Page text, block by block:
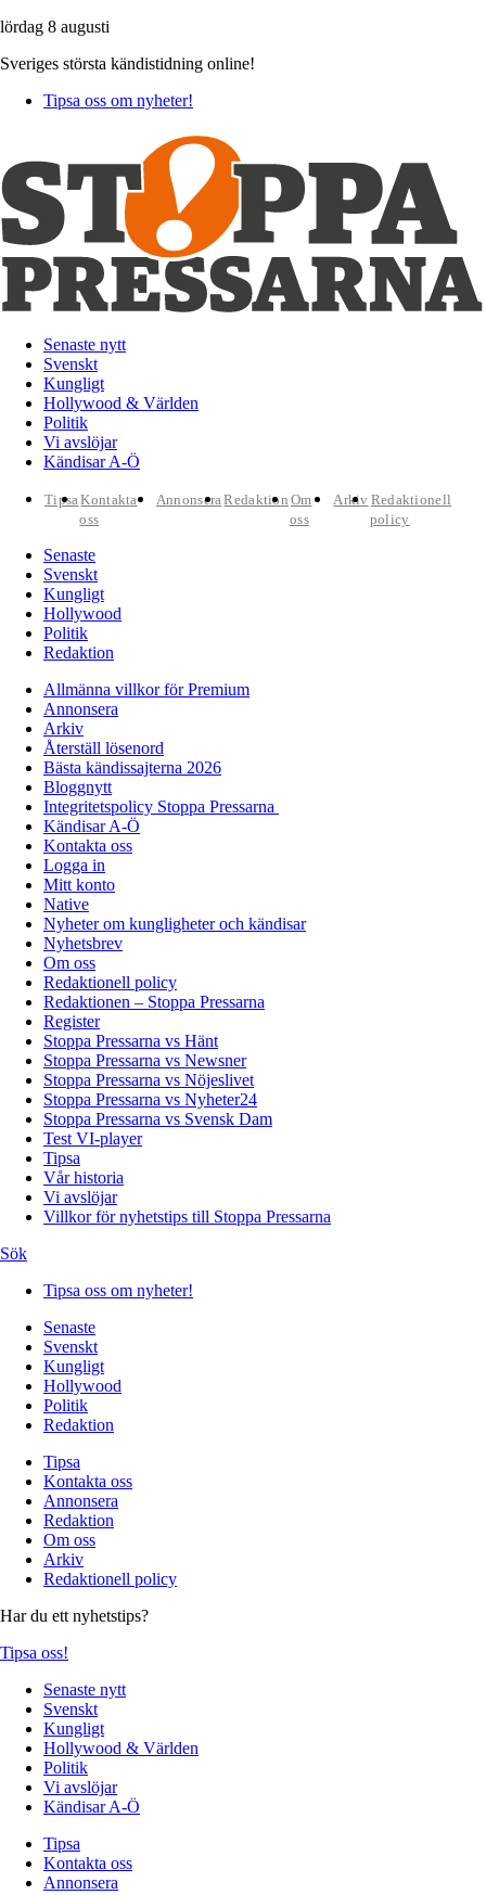
lördag 8 augusti
Sveriges största kändistidning online!
Tipsa oss om nyheter!
Senaste nytt
Svenskt
Kungligt
Hollywood & Världen
Politik
Vi avslöjar
Kändisar A-Ö
TipsaKontakta
oss
AnnonseraRedaktion Om
oss
Arkiv Redaktionell
policy
Senaste
Svenskt
Kungligt
Hollywood
Politik
Redaktion
Allmänna villkor för Premium
Annonsera
Arkiv
Återställ lösenord
Bästa kändissajterna 2026
Bloggnytt
Integritetspolicy Stoppa Pressarna
Kändisar A-Ö
Kontakta oss
Logga in
Mitt konto
Native
Nyheter om kungligheter och kändisar
Nyhetsbrev
Om oss
Redaktionell policy
Redaktionen – Stoppa Pressarna
Register
Stoppa Pressarna vs Hänt
Stoppa Pressarna vs Newsner
Stoppa Pressarna vs Nöjeslivet
Stoppa Pressarna vs Nyheter24
Stoppa Pressarna vs Svensk Dam
Test VI-player
Tipsa
Vår historia
Vi avslöjar
Villkor för nyhetstips till Stoppa Pressarna
Sök
Tipsa oss om nyheter!
Senaste
Svenskt
Kungligt
Hollywood
Politik
Redaktion
Tipsa
Kontakta oss
Annonsera
Redaktion
Om oss
Arkiv
Redaktionell policy
Har du ett nyhetstips?
Tipsa oss!
Senaste nytt
Svenskt
Kungligt
Hollywood & Världen
Politik
Vi avslöjar
Kändisar A-Ö
Tipsa
Kontakta oss
Annonsera